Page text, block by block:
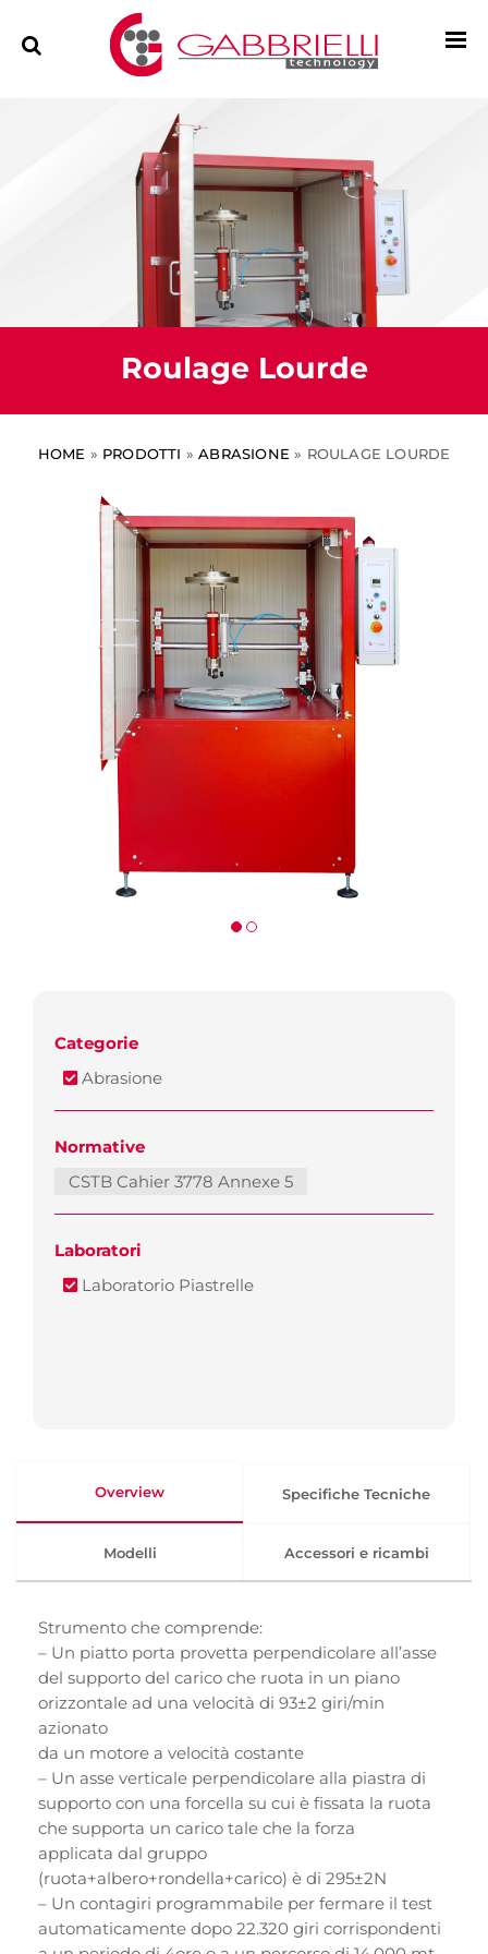
Roulage Lourde
HOME » PRODOTTI »ABRASIONE » ROULAGE LOURDE
Categorie
Abrasione
Normative
CSTB Cahier 3778 Annexe 5
Laboratori
Laboratorio Piastrelle
Overview Specifiche Tecniche
Modelli Accessori e ricambi
Strumento che comprende:
– Un piatto porta provetta perpendicolare all’asse
del supporto del carico che ruota in un piano
orizzontale ad una velocità di 93±2 giri/min
azionato
da un motore a velocità costante
– Un asse verticale perpendicolare alla piastra di
supporto con una forcella su cui è fissata la ruota
che supporta un carico tale che la forza
applicata dal gruppo
(ruota+albero+rondella+carico) è di 295±2N
– Un contagiri programmabile per fermare il test
automaticamente dopo 22.320 giri corrispondenti